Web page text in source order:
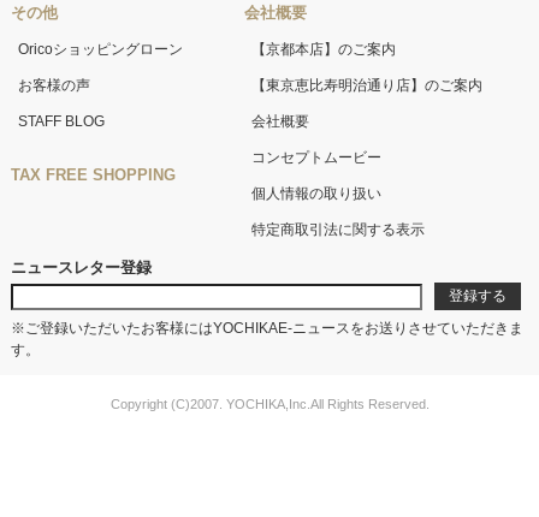
その他
Oricoショッピングローン
お客様の声
STAFF BLOG
TAX FREE SHOPPING
会社概要
【京都本店】のご案内
【東京恵比寿明治通り店】のご案内
会社概要
コンセプトムービー
個人情報の取り扱い
特定商取引法に関する表示
ニュースレター登録
※ご登録いただいたお客様にはYOCHIKAE-ニュースをお送りさせていただきま
す。
Copyright (C)2007. YOCHIKA,Inc.All Rights Reserved.